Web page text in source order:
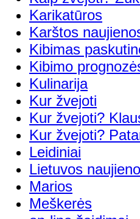
Karikatūros
Karštos
Kibimas
Kibimo
Kulinarija
Kur žvejoti
Kur žvejoti?
Kur žvejoti?
Leidiniai
Lietuvos
Marios
Meškerės